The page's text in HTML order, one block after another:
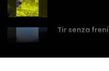
Tir senza